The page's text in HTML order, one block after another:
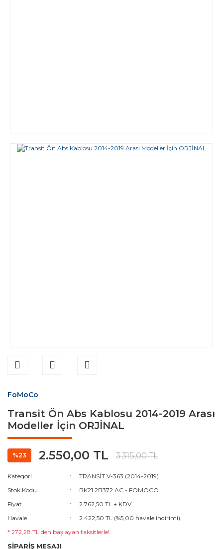
FoMoCo
Transit Ön Abs Kablosu 2014-2019 Arası
Modeller İçin ORJİNAL
%23 2.550,00 TL 3.315,00 TL
Kategori
TRANSİT V-363 (2014-2019)
Stok Kodu
BK21 2B372 AC - FOMOCO
Fiyat
2.762,50 TL + KDV
Havale
2.422,50 TL (%5,00 havale indirimi)
* 272,28 TL den başlayan taksitlerle!
SİPARİŞ MESAJI